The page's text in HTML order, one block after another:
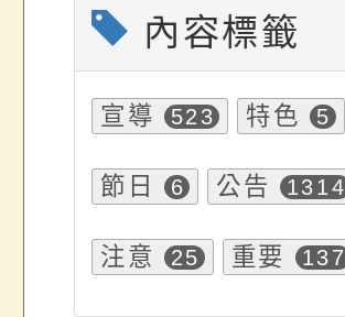
內容標籤
宣導 523 特色 5
節日 6 公告 1314
注意 25 重要 137